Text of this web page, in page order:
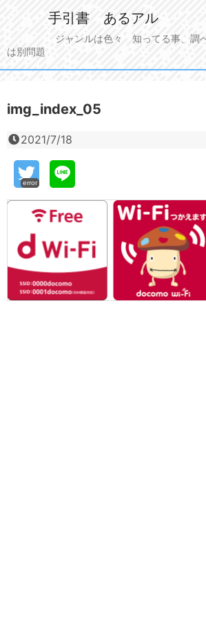
手引書 あるアル
ジャンルは色々 知ってる事、調べ
は別問題
img_index_05
2021/7/18
error